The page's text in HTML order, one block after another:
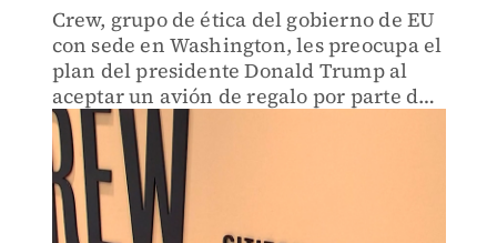
Crew, grupo de ética del gobierno de EU
con sede en Washington, les preocupa el
plan del presidente Donald Trump al
aceptar un avión de regalo por parte de
Qatar